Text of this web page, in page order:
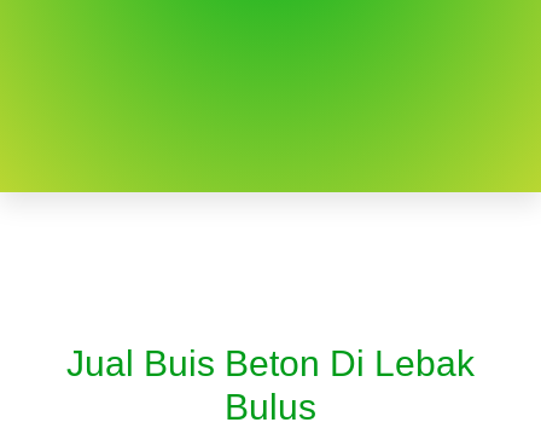
Jual Buis Beton Di Lebak
Bulus